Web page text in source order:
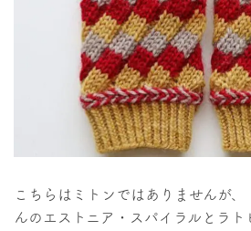
こちらはミトンではありませんが
んのエストニア・スパイラルとラト